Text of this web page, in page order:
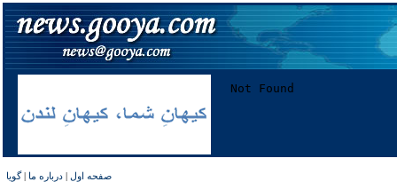
صفحه اول | درباره ما |گویا